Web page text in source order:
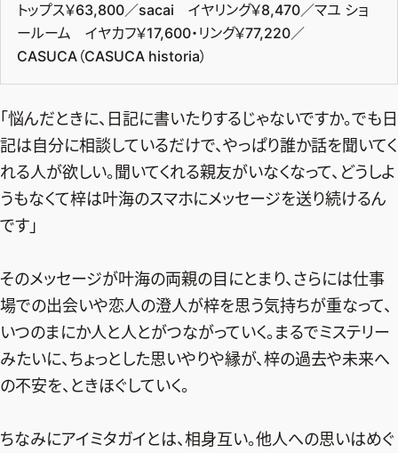
購入
SHOPPING
エクラプレミアム通販
売れ筋ランキング
エクラ掲載品
エクラ限定アイテム
FOLLOW US
ファッション、ライフスタイル、
そしてエクラの美意識を、SNSで発信しています。
トップス￥63,800／sacai イヤリング￥8,470／マユ ショ
ールーム イヤカフ￥17,600・リング￥77,220／
CASUCA（CASUCA historia）
「悩んだときに、日記に書いたりするじゃないですか。でも日
記は自分に相談しているだけで、やっぱり誰か話を聞いてく
れる人が欲しい。聞いてくれる親友がいなくなって、どうしよ
うもなくて梓は叶海のスマホにメッセージを送り続けるん
です」
そのメッセージが叶海の両親の目にとまり、さらには仕事
場での出会いや恋人の澄人が梓を思う気持ちが重なって、
いつのまにか人と人とがつながっていく。まるでミステリー
みたいに、ちょっとした思いやりや縁が、梓の過去や未来へ
の不安を、ときほぐしていく。
ちなみにアイミタガイとは、相身互い。他人への思いはめぐ